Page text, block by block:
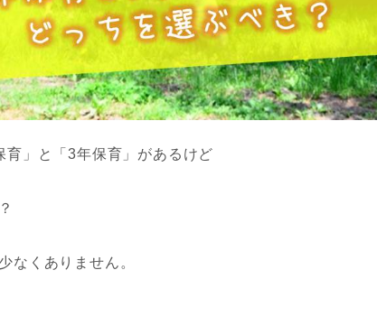
育」と「3年保育」があるけど
なくありません。